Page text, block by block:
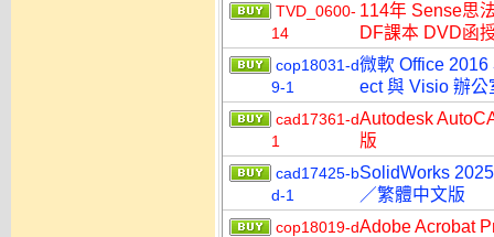
TVD_0600-
14
114年 Sense思
DF課本 DVD函
cop18031-d
9-1
微軟 Office
ect 與 Visio 辦
cad17361-d
1
Autodesk
版
cad17425-b
d-1
SolidWorks
／繁體中文版
cop18019-dAdobe Acrobat